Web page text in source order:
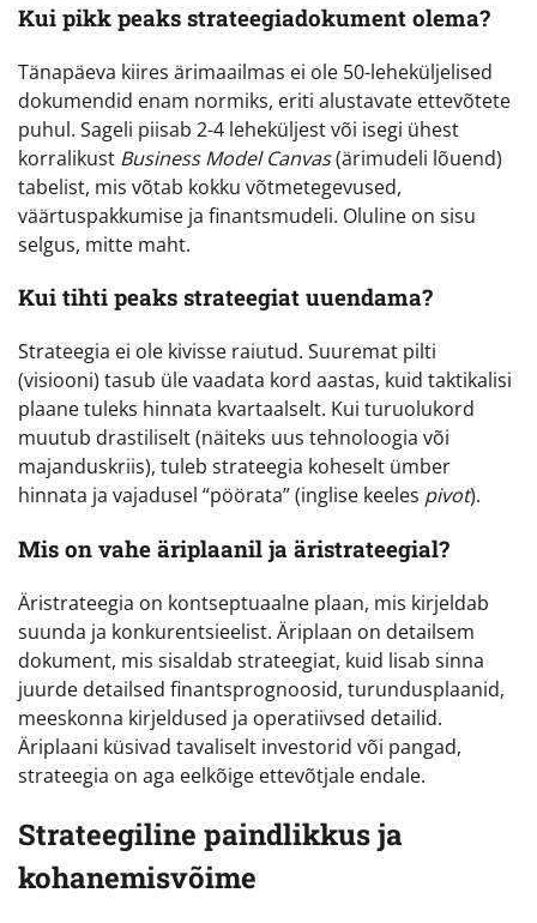
Kui pikk peaks strateegiadokument olema?
Tänapäeva kiires ärimaailmas ei ole 50-leheküljelised
dokumendid enam normiks, eriti alustavate ettevõtete
puhul. Sageli piisab 2-4 leheküljest või isegi ühest
korralikust Business Model Canvas(ärimudeli lõuend)
tabelist, mis võtab kokku võtmetegevused,
väärtuspakkumise ja finantsmudeli. Oluline on sisu
selgus, mitte maht.
Kui tihti peaks strateegiat uuendama?
Strateegia ei ole kivisse raiutud. Suuremat pilti
(visiooni) tasub üle vaadata kord aastas, kuid taktikalisi
plaane tuleks hinnata kvartaalselt. Kui turuolukord
muutub drastiliselt (näiteks uus tehnoloogia või
majanduskriis), tuleb strateegia koheselt ümber
hinnata ja vajadusel “pöörata” (inglise keeles pivot).
Mis on vahe äriplaanil ja äristrateegial?
Äristrateegia on kontseptuaalne plaan, mis kirjeldab
suunda ja konkurentsieelist. Äriplaan on detailsem
dokument, mis sisaldab strateegiat, kuid lisab sinna
juurde detailsed finantsprognoosid, turundusplaanid,
meeskonna kirjeldused ja operatiivsed detailid.
Äriplaani küsivad tavaliselt investorid või pangad,
strateegia on aga eelkõige ettevõtjale endale.
Strateegiline paindlikkus ja
kohanemisvõime